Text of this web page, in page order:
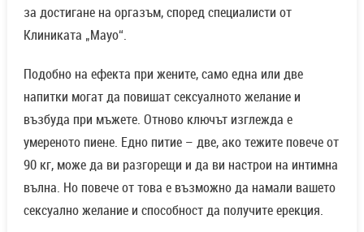
за достигане на оргазъм, според специалисти от
Клиниката „Mayo“.
Подобно на ефекта при жените, само една или две
напитки могат да повишат сексуалното желание и
възбуда при мъжете. Отново ключът изглежда е
умереното пиене. Едно питие – две, ако тежите повече от
90 кг, може да ви разгорещи и да ви настрои на интимна
вълна. Но повече от това е възможно да намали вашето
сексуално желание и способност да получите ерекция.